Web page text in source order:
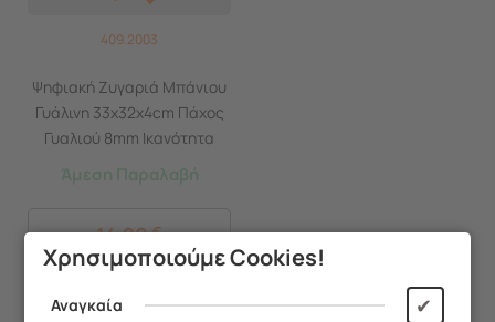
409.2003
Ψηφιακή Ζυγαριά Μπάνιου
Γυάλινη 33x32x4cm Πάχος
Γυαλιού 8mm Ικανότητα
Ζύγισης 150kg Βάρος 2.15kg
Άμεση Παραλαβή
14,90€
ΑΓΟΡΑ
Χρησιμοποιούμε Cookies!
Αναγκαία ✔